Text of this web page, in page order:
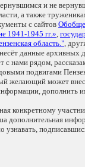
и не
а также
с сайтов
1941-1945 гг.»,
область.",
данные
нами рядом,
подвигами
желающий может
конкретному
дополнительная